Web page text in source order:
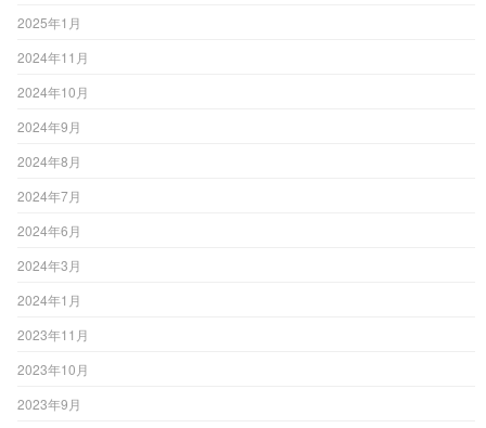
2025年1月
2024年11月
2024年10月
2024年9月
2024年8月
2024年7月
2024年6月
2024年3月
2024年1月
2023年11月
2023年10月
2023年9月